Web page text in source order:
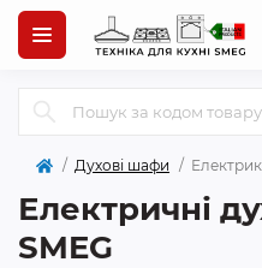
Духові шафи
Електричні
SMEG